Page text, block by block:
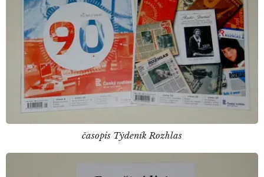
časopis Týdeník Rozhlas